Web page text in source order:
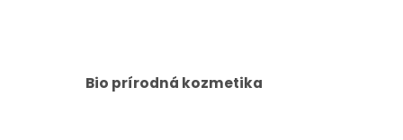
Bio prírodná kozmetika